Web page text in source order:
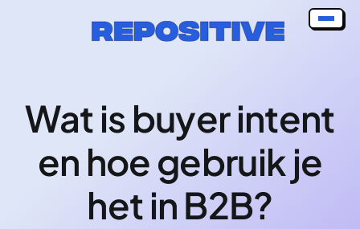
Wat is buyer intent
en hoe gebruik je
het in B2B?